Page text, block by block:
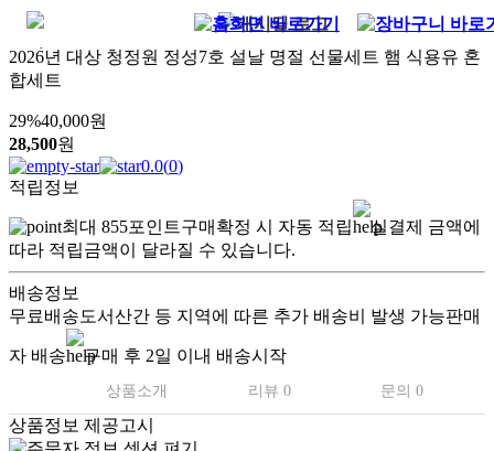
2026년 대상 청정원 정성7호 설날 명절 선물세트 햄 식용유 혼
합세트
29%40,000원
28,500원
0.0(0)
적립정보
최대 855포인트구매확정 시 자동 적립
실결제 금액에
따라 적립금액이 달라질 수 있습니다.
배송정보
무료배송도서산간 등 지역에 따른 추가 배송비 발생 가능판매
자 배송 구매 후 2일 이내 배송시작
상품소개 리뷰 0 문의 0
상품정보 제공고시